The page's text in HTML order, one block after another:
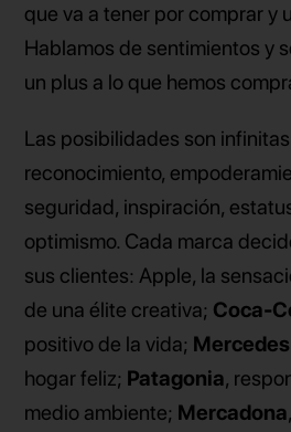
que va a tener por comprar y
Hablamos de sentimientos y
un plus a lo que hemos
Las posibilidades son
reconocimiento,
seguridad, inspiración,
optimismo. Cada marca
sus clientes: Apple, la
de una élite creativa; Coca-
positivo de la vida;
hogar feliz; Patagonia,
medio ambiente; Mercadona